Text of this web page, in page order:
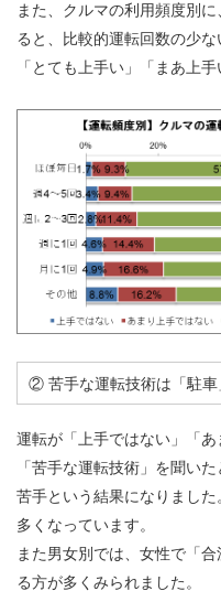
また、クルマの利用頻度別
ると、比較的運転回数の少
「とても上手い」「まあ上
② 苦手な運転技術は「駐車
運転が「上手ではない」「
「苦手な運転技術」を聞い
苦手という結果になりまし
多くなっています。
また男女別では、女性で「
る方が多くみられました。